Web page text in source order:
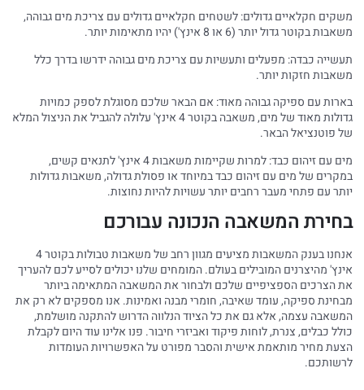
משקים חקלאיים גדולים: לשטחים חקלאיים גדולים עם צריכת מים גבוהה,
משאבות בקוטר גדול יותר (6 או 8 אינץ') יהיו מתאימות יותר.
תעשייה כבדה: מפעלים ותעשיות עם צריכת מים גבוהה ידרשו בדרך כלל
משאבות חזקות יותר.
בארות עם ספיקה גבוהה מאוד: אם הבאר שלכם מסוגלת לספק כמויות
גדולות מאוד של מים, משאבה בקוטר 4 אינץ' עלולה להגביל את הניצול המלא
של פוטנציאל הבאר.
מים עם זיהום כבד: למרות שקיימות משאבות 4 אינץ' לתנאים קשים,
במקרים של מים עם זיהום כבד במיוחד או פסולת גדולה, משאבות גדולות
יותר עם פתחי מעבר רחבים יותר עשויות להיות נחוצות.
בחירת המשאבה הנכונה עבורכם
אנחנו בענק המשאבות מציעים מגוון רחב של משאבות טבולות בקוטר 4
אינץ' מהיצרנים המובילים בעולם. המומחים שלנו יכולים לסייע לכם להעריך
את הצרכים הספציפיים שלכם ולבחור את המשאבה המתאימה ביותר
מבחינת ספיקה, עומד שאיבה, חומרי מבנה ואמינות. אנו מספקים לא רק את
המשאבה עצמה, אלא גם את כל הציוד הנלווה הדרוש להתקנה מושלמת,
כולל כבלים, צנרת, לוחות פיקוד ואביזרי חיבור. פנו אלינו עוד היום לקבלת
הצעת מחיר מותאמת אישית והסבר מפורט על האפשרויות העומדות
לרשותכם.